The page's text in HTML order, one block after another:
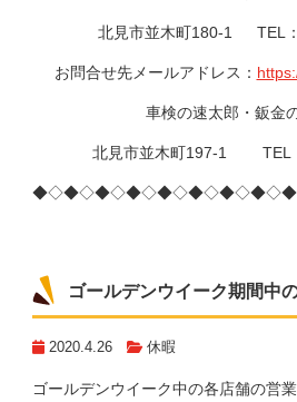
北見市並木町180-1 TEL：
お問合せ先メールアドレス：
車検の速太郎・鈑金
北見市並木町197-1 TEL
ゴールデンウイーク期間中
2020.4.26 休暇
ゴールデンウイーク中の各店舗の営